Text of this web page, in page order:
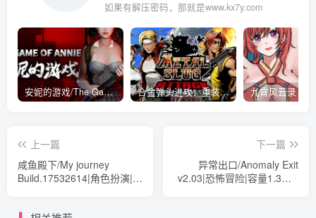
如果有解压密码，那就是www.kx7y.com
安妮的游戏/The Game of Annie v0.99981|射击动作|容量14.6GB|免安装绿色中文版 合金弹头进攻：重装上阵/METAL SLUG ATTACK RELOADED Build.16214511|策略模拟|容量2.7GB|免安装绿色中文版
上一篇
咸鱼殿下/My journey
Build.17532614|角色扮演|容
下一篇
异常出口/Anomaly Exit
v2.03|恐怖冒险|容量1.3GB|